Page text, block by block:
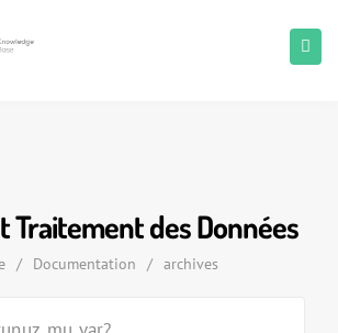
Traitement des Données
/ Documentation / archives